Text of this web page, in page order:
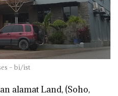
– bi/ist
alamat Land, (Soho,